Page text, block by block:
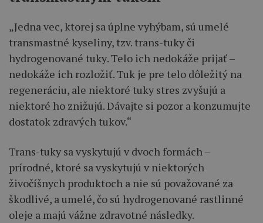
„Jedna vec, ktorej sa úplne vyhýbam, sú umelé
transmastné kyseliny, tzv. trans-tuky či
hydrogenované tuky. Telo ich nedokáže prijať –
nedokáže ich rozložiť. Tuk je pre telo dôležitý na
regeneráciu, ale niektoré tuky stres zvyšujú a
niektoré ho znižujú. Dávajte si pozor a konzumujte
dostatok zdravých tukov.“
Trans-tuky sa vyskytujú v dvoch formách –
prírodné, ktoré sa vyskytujú v niektorých
živočíšnych produktoch a nie sú považované za
škodlivé, a umelé, čo sú hydrogenované rastlinné
oleje a majú vážne zdravotné následky.